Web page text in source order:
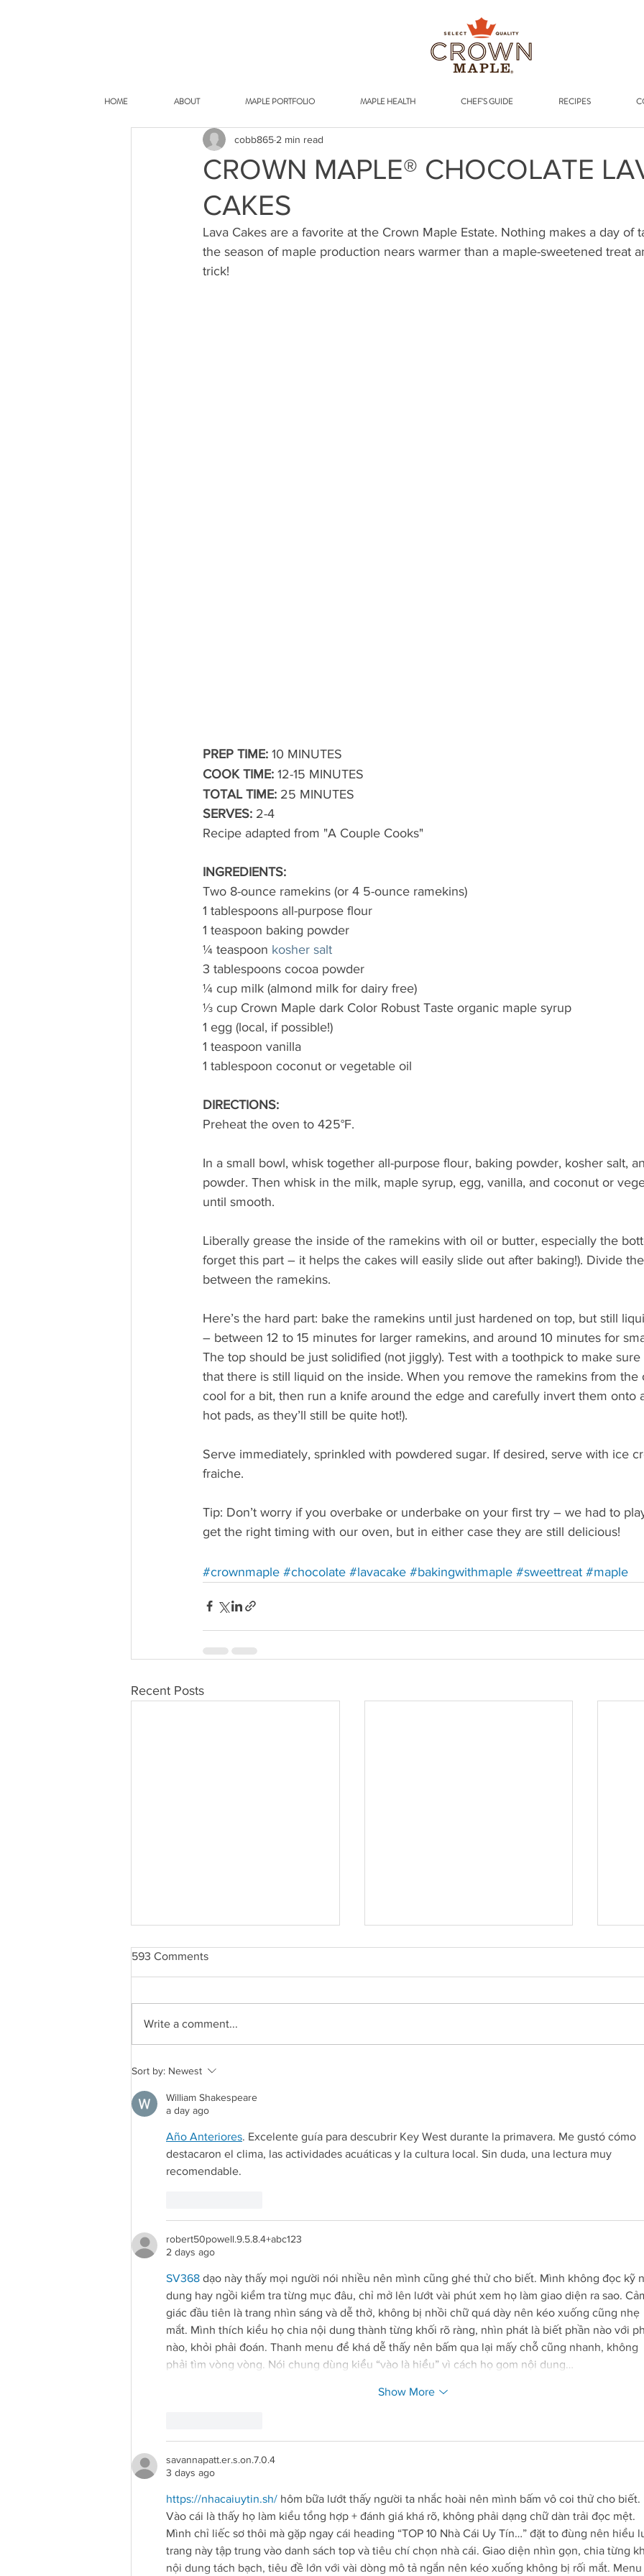
HOME ABOUT MAPLE PORTFOLIO MAPLE HEALTH CHEF'S GUIDE RECIPES
CROWN MAPLE® CHOCOLATE
CAKES
cobb865 2 min read
Lava Cakes are a favorite at the Crown Maple Estate. Nothing makes a day of
the season of maple production nears warmer than a maple-sweetened treat
trick!
PREP TIME: 10 MINUTES
COOK TIME: 12-15 MINUTES
TOTAL TIME: 25 MINUTES
SERVES: 2-4
Recipe adapted from "A Couple Cooks"
INGREDIENTS:
Two 8-ounce ramekins (or 4 5-ounce ramekins)
1 tablespoons all-purpose flour
1 teaspoon baking powder
¼ teaspoon kosher saltRedirecting to a third-party website (opens in a new
3 tablespoons cocoa powder
¼ cup milk (almond milk for dairy free)
⅓ cup Crown Maple dark Color Robust Taste organic maple syrup
1 egg (local, if possible!)
1 teaspoon vanilla
1 tablespoon coconut or vegetable oil
DIRECTIONS:
Preheat the oven to 425°F.
In a small bowl, whisk together all-purpose flour, baking powder, kosher salt,
powder. Then whisk in the milk, maple syrup, egg, vanilla, and coconut or
until smooth.
Liberally grease the inside of the ramekins with oil or butter, especially the
forget this part – it helps the cakes will easily slide out after baking!). Divide
between the ramekins.
Here’s the hard part: bake the ramekins until just hardened on top, but still
– between 12 to 15 minutes for larger ramekins, and around 10 minutes for
The top should be just solidified (not jiggly). Test with a toothpick to make
that there is still liquid on the inside. When you remove the ramekins from
cool for a bit, then run a knife around the edge and carefully invert them onto
hot pads, as they’ll still be quite hot!).
Serve immediately, sprinkled with powdered sugar. If desired, serve with ice
fraiche.
Tip: Don’t worry if you overbake or underbake on your first try – we had to
get the right timing with our oven, but in either case they are still delicious!
#crownmapleRedirecting to a third-party website (opens in a new tab).
#chocolateRedirecting to a third-party website (opens in a new
#lavacakeRedirecting to a third-party website
#bakingwithmapleRedirecting to a third-
#sweettreat #maple
Recent Posts
CROWN MAPLE® COCONUT
& BERRIES OVERNIGHT
OATS
593 Comments
Write a comment...
Sort by: Newest
William Shakespeare
a day ago
Año AnterioresRedirecting to a third-party website (opens in a new tab).
. Excelente guía para descubrir Key West durante la primavera. Me gustó cómo
destacaron el clima, las actividades acuáticas y la cultura local. Sin duda, una lectura muy
recomendable.
robert50powell.9.5.8.4+abc123
2 days ago
SV368Redirecting to a third-party website (opens in a new tab).
dạo này thấy mọi người nói nhiều nên mình cũng ghé thử cho biết. Mình không đọc kỹ
dung hay ngồi kiểm tra từng mục đâu, chỉ mở lên lướt vài phút xem họ làm giao diện ra sao.
giác đầu tiên là trang nhìn sáng và dễ thở, không bị nhồi chữ quá dày nên kéo xuống cũng nhẹ
mắt. Mình thích kiểu họ chia nội dung thành từng khối rõ ràng, nhìn phát là biết phần nào với
nào, khỏi phải đoán. Thanh menu để khá dễ thấy nên bấm qua lại mấy chỗ cũng nhanh, không
phải tìm vòng vòng. Nói chung dùng kiểu “vào là hiểu” vì cách họ gom nội dung…
Show More
savannapatt.er.s.on.7.0.4
3 days ago
https://nhacaiuytin.sh/Redirecting to a third-party website (opens in a new tab).
hôm bữa lướt thấy người ta nhắc hoài nên mình bấm vô coi thử cho biết.
Vào cái là thấy họ làm kiểu tổng hợp + đánh giá khá rõ, không phải dạng chữ dàn trải đọc mệt.
Mình chỉ liếc sơ thôi mà gặp ngay cái heading “TOP 10 Nhà Cái Uy Tín…” đặt to đùng nên hiểu
trang này tập trung vào danh sách top và tiêu chí chọn nhà cái. Giao diện nhìn gọn, chia từng
nội dung tách bạch, tiêu đề lớn với vài dòng mô tả ngắn nên kéo xuống không bị rối mắt. Menu